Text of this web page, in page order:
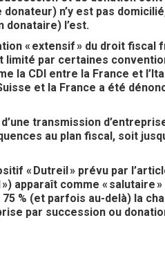
n’y est pas
donataire) l’est.
« extensif » du droit fiscal
par certaines
la CDI entre la France et
et la France a été
transmission
au plan fiscal, soit
« Dutreil » prévu par
apparaît comme « salutaire
% (et parfois au-delà) la
par succession ou